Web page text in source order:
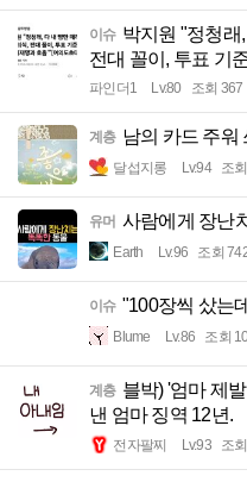
이슈 박지원 "정청래
전대 꼴이, 투표 기
파인더1 Lv.80 조회 367
계층 남의 카드 주워
달섭지롱 Lv.94 조
유머 사람에게 장난
Earth Lv.96 조회
이슈 "100장씩 샀는
Blume Lv.86 조회
계층 블박) '엄마 제
낸 엄마 징역 12년.
전자팔찌 Lv.93 조